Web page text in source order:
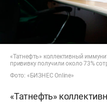
«Татнефть» коллективный
прививку получили около 73%
Фото: «БИЗНЕС Online»
«Татнефть»